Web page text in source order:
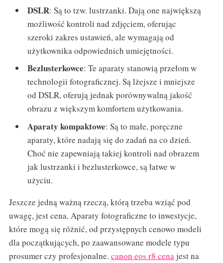
DSLR: Są to tzw. lustrzanki. Dają one największą
możliwość kontroli nad zdjęciem, oferując
szeroki zakres ustawień, ale wymagają od
użytkownika odpowiednich umiejętności.
Bezlusterkowce: Te aparaty stanowią przełom w
technologii fotograficznej. Są lżejsze i mniejsze
od DSLR, oferują jednak porównywalną jakość
obrazu z większym komfortem użytkowania.
Aparaty kompaktowe: Są to małe, poręczne
aparaty, które nadają się do zadań na co dzień.
Choć nie zapewniają takiej kontroli nad obrazem
jak lustrzanki i bezlusterkowce, są łatwe w
użyciu.
Jeszcze jedną ważną rzeczą, którą trzeba wziąć pod
uwagę, jest cena. Aparaty fotograficzne to inwestycje,
które mogą się różnić, od przystępnych cenowo modeli
dla początkujących, po zaawansowane modele typu
prosumer czy profesjonalne. canon eos r8 cenajest na